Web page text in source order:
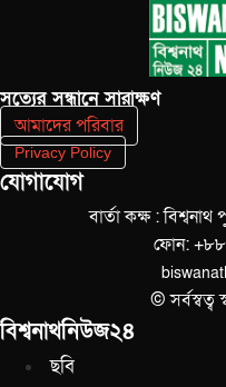
সত‌্যের সন্ধানে সারাক্ষণ
আমাদের পরিবার
Privacy Policy
যোগাযোগ
বার্তা কক্ষ : বিশ্বনাথ
ফোন:
© সর্বস্বত্ব
বিশ্বনাথনিউজ২৪
ছবি